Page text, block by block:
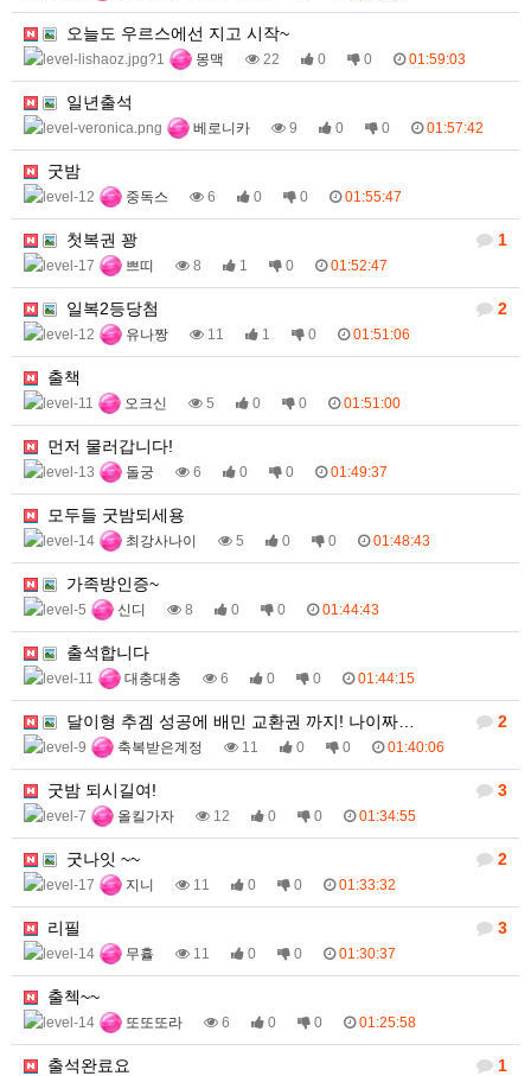
오늘도 우르스에선 지고 시작~
몽맥 22 0 0 01:59:03
일년출석
베로니카 9 0 0 01:57:42
굿밤
중독스 6 0 0 01:55:47
1
첫복권 꽝
쁘띠 8 1 0 01:52:47
2
일복2등당첨
유나짱 11 1 0 01:51:06
출책
오크신 5 0 0 01:51:00
먼저 물러갑니다!
돌궁 6 0 0 01:49:37
모두들 굿밤되세용
최강사나이 5 0 0 01:48:43
가족방인증~
신디 8 0 0 01:44:43
출석합니다
대충대충 6 0 0 01:44:15
2
달이형 추겜 성공에 배민 교환권 까지! 나이짜…
축복받은계정 11 0 0 01:40:06
3
굿밤 되시길여!
올킬가자 12 0 0 01:34:55
2
굿나잇 ~~
지니 11 0 0 01:33:32
3
리필
무휼 11 0 0 01:30:37
출첵~~
또또또라 6 0 0 01:25:58
1
출석완료요